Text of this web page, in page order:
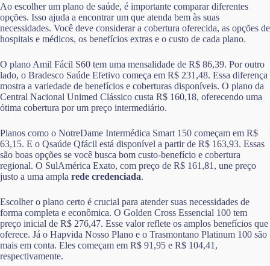
Ao escolher um plano de saúde, é importante comparar diferentes
opções. Isso ajuda a encontrar um que atenda bem às suas
necessidades. Você deve considerar a cobertura oferecida, as opções de
hospitais e médicos, os benefícios extras e o custo de cada plano.
O plano Amil Fácil S60 tem uma mensalidade de R$ 86,39. Por outro
lado, o Bradesco Saúde Efetivo começa em R$ 231,48. Essa diferença
mostra a variedade de benefícios e coberturas disponíveis. O plano da
Central Nacional Unimed Clássico custa R$ 160,18, oferecendo uma
ótima cobertura por um preço intermediário.
Planos como o NotreDame Intermédica Smart 150 começam em R$
63,15. E o Qsaúde Qfácil está disponível a partir de R$ 163,93. Essas
são boas opções se você busca bom custo-benefício e cobertura
regional. O SulAmérica Exato, com preço de R$ 161,81, une preço
justo a uma ampla rede credenciada.
Escolher o plano certo é crucial para atender suas necessidades de
forma completa e econômica. O Golden Cross Essencial 100 tem
preço inicial de R$ 276,47. Esse valor reflete os amplos benefícios que
oferece. Já o Hapvida Nosso Plano e o Trasmontano Platinum 100 são
mais em conta. Eles começam em R$ 91,95 e R$ 104,41,
respectivamente.